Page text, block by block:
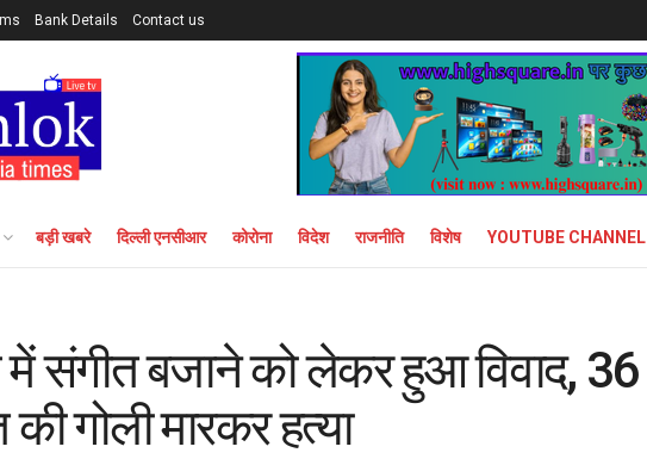
Bank Details Contact us
बड़ी खबरे दिल्ली एनसीआर कोरोना विदेश राजनीति विशेष YOUTUBE CHANNEL
संगीत बजाने को लेकर हुआ विवाद, 36
की गोली मारकर हत्या